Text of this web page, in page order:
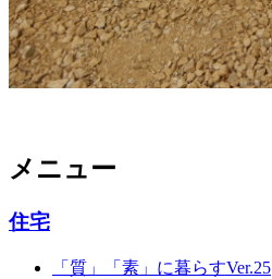
メニュー
住宅
「質」「素」に暮らすVer.25